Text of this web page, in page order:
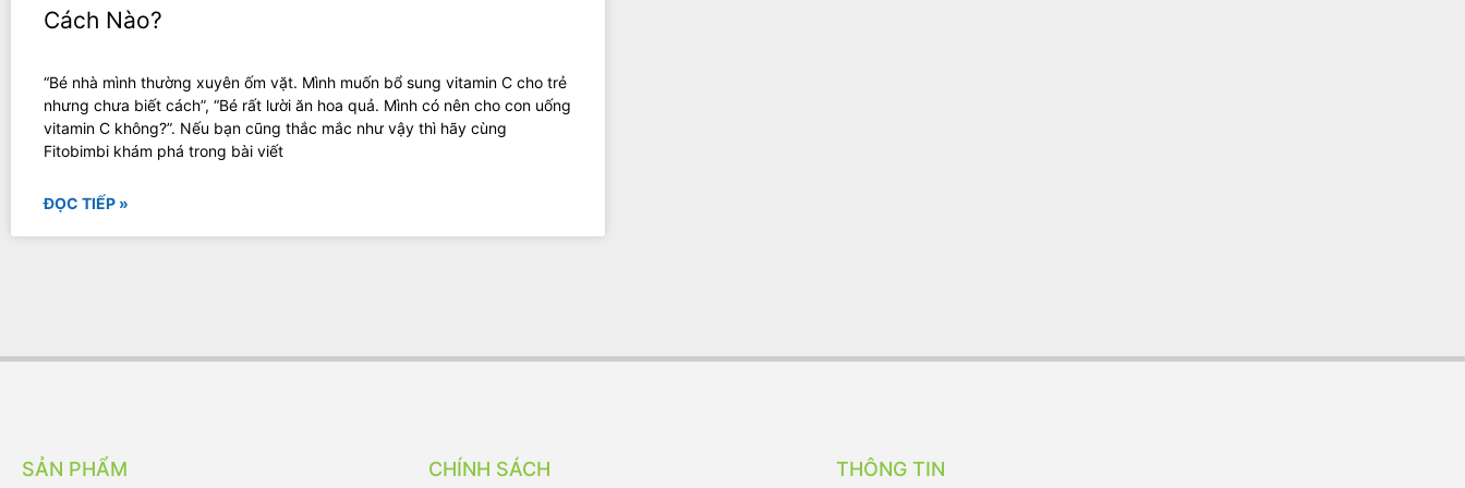
Cách Nào?
“Bé nhà mình thường xuyên ốm vặt. Mình muốn bổ sung vitamin C cho trẻ
nhưng chưa biết cách”, “Bé rất lười ăn hoa quả. Mình có nên cho con uống
vitamin C không?”. Nếu bạn cũng thắc mắc như vậy thì hãy cùng
Fitobimbi khám phá trong bài viết
ĐỌC TIẾP »
SẢN PHẨM CHÍNH SÁCH THÔNG TIN